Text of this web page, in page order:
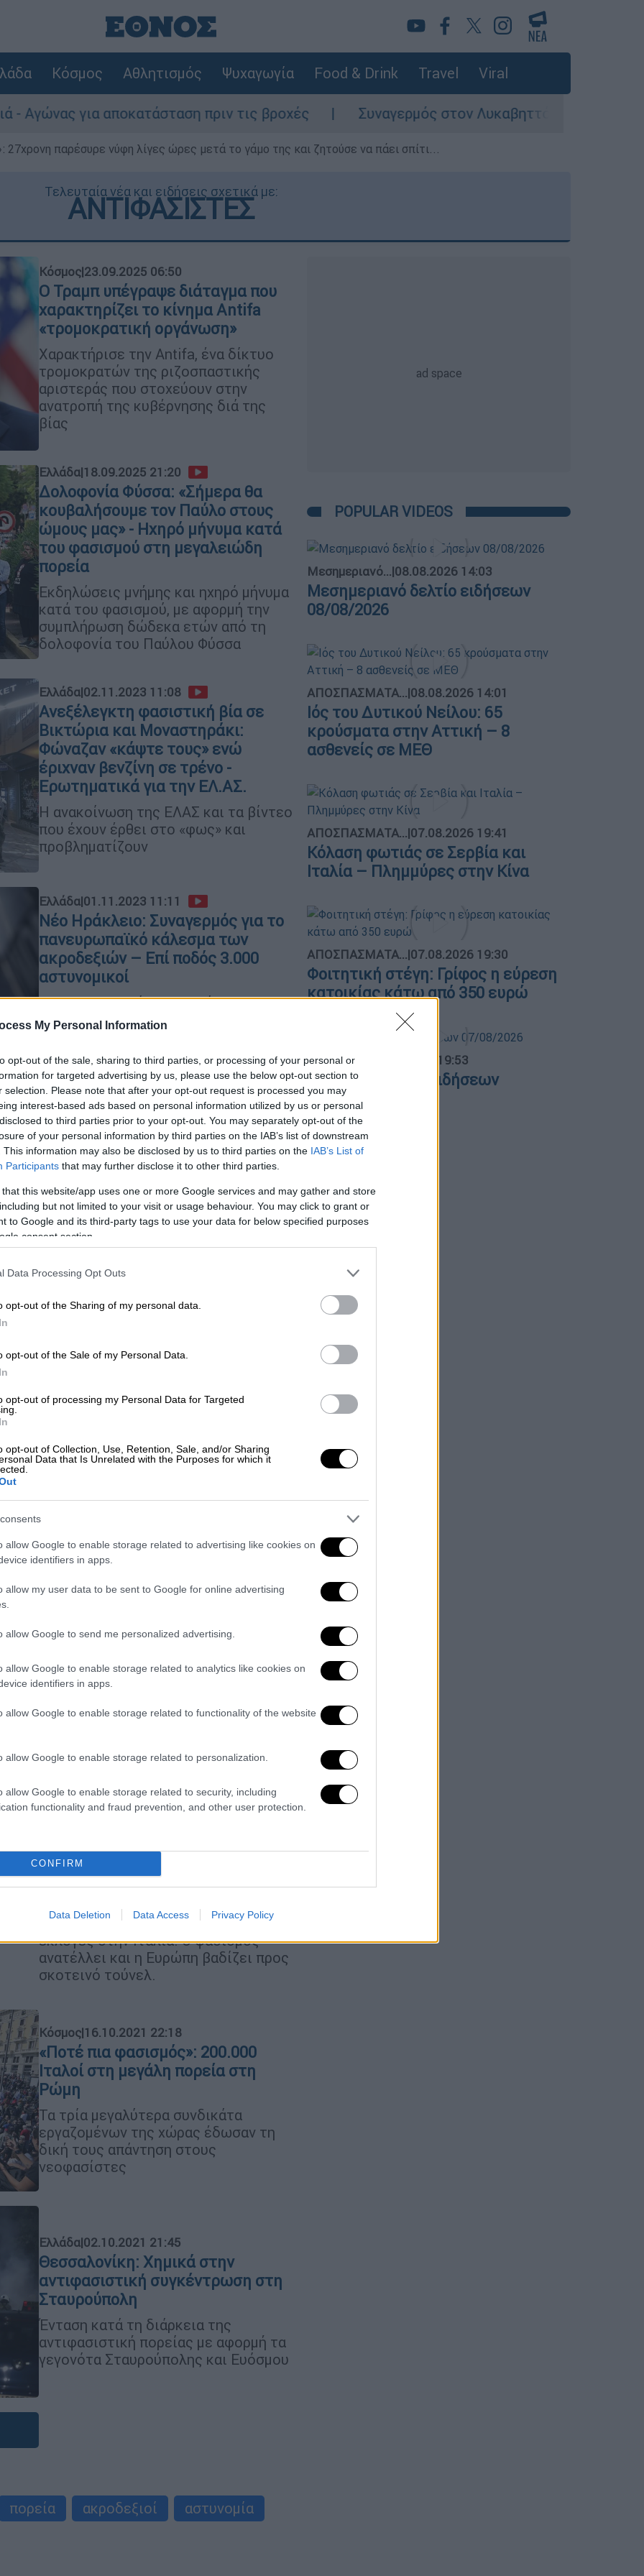
My Personal Information
opt-out of the sale, sharing to third parties, or processing of your personal or
for targeted advertising by us, please use the below opt-out section to
selection. Please note that after your opt-out request is processed you may
interest-based ads based on personal information utilized by us or personal
to third parties prior to your opt-out. You may separately opt-out of the
of your personal information by third parties on the IAB’s list of downstream
This information may also be disclosed by us to third parties on the IAB’s List of
Participants that may further disclose it to other third parties.
that this website/app uses one or more Google services and may gather and store
but not limited to your visit or usage behaviour. You may click to grant or
to Google and its third-party tags to use your data for below specified purposes
consent section.
Data Processing Opt Outs
opt-out of the Sharing of my personal data.
opt-out of the Sale of my Personal Data.
opt-out of processing my Personal Data for Targeted
opt-out of Collection, Use, Retention, Sale, and/or Sharing
Data that Is Unrelated with the Purposes for which it
allow Google to enable storage related to advertising like cookies on
identifiers in apps.
allow my user data to be sent to Google for online advertising
allow Google to send me personalized advertising.
allow Google to enable storage related to analytics like cookies on
identifiers in apps.
allow Google to enable storage related to functionality of the website
allow Google to enable storage related to personalization.
allow Google to enable storage related to security, including
functionality and fraud prevention, and other user protection.
CONFIRM
Data Deletion Data Access Privacy Policy
Κόσμος Αθλητισμός Ψυχαγωγία Food & Drink Travel Viral
πριν τις βροχές Συναγερμός στον Λυκαβηττό: Σορός σε προχωρημένη
παρέσυρε νύφη λίγες ώρες μετά το γάμο της και ζητούσε να πάει σπίτι...
Τελευταία νέα και ειδήσεις σχετικά με:
ΑΝΤΙΦΑΣΙΣΤΕΣ
Κόσμος|23.09.2025 06:50
O Τραμπ υπέγραψε διάταγμα που
χαρακτηρίζει το κίνημα Antifa
«τρομοκρατική οργάνωση»
Χαρακτήρισε την Antifa, ένα δίκτυο
τρομοκρατών της ριζοσπαστικής
αριστεράς που στοχεύουν στην
ανατροπή της κυβέρνησης διά της
βίας
Ελλάδα|18.09.2025 21:20
Δολοφονία Φύσσα: «Σήμερα θα
κουβαλήσουμε τον Παύλο στους
ώμους μας» - Ηχηρό μήνυμα κατά
του φασισμού στη μεγαλειώδη
πορεία
Εκδηλώσεις μνήμης και ηχηρό μήνυμα
κατά του φασισμού, με αφορμή την
συμπλήρωση δώδεκα ετών από τη
δολοφονία του Παύλου Φύσσα
Ελλάδα|02.11.2023 11:08
Ανεξέλεγκτη φασιστική βία σε
Βικτώρια και Μοναστηράκι:
Φώναζαν «κάψτε τους» ενώ
έριχναν βενζίνη σε τρένο -
Ερωτηματικά για την ΕΛ.ΑΣ.
Η ανακοίνωση της ΕΛΑΣ και τα βίντεο
που έχουν έρθει στο «φως» και
προβληματίζουν
Ελλάδα|01.11.2023 11:11
Νέο Ηράκλειο: Συναγερμός για το
πανευρωπαϊκό κάλεσμα των
ακροδεξιών – Επί ποδός 3.000
αστυνομικοί
Προβληματισμό προκαλούν οι
ταυτόχρονες διαδηλώσεις, από
ακροδεξιά μέλη και από
αντιφασιστικές ομάδες το απόγευμα
Ελλάδα|01.11.2023 07:19
Συναγερμός για Πανευρωπαϊκή
συνάντηση ακροδεξιών στο Νέο
Ηράκλειο: Καλέσματα σε
αντιφασιστικές συγκεντρώσεις
Κλειστοί σταθμοί του μετρό - Οι
ανακοινώσεις
Ευρώπη στο Νέο Ηράκλειο - 21
αντιφασιστικό συλλαλητήριο την
Τετάρτη
πανευρωπαϊκή συνάντηση
Ελλάδα
Μεγάλη αντιφασιστική
συγκέντρωση στη δυτική
τα σχολεία μας δε χωράει το
Χιλιάδες κόσμου συγκεντρώθηκαν
δυτική Θεσσαλονίκη και στη συνέχεια
πραγματοποίησαν πορεία σε
παρακείμενους δρόμους
Σαν Σήμερα | 03.01.2022 00:00
των μυστικών υπηρεσιών της
Βρετανίας αυτοανακηρύσσεται σε
τυλίγουν τη χώρα
Ο Μπενίτο Μουσολίνι, ένας
πράκτορας της Βρετανίας, μια μέρα
σαν σήμερα καταργεί τη Βουλή και τις
εκλογές στην Ιταλία. Ο φασισμός
ανατέλλει και η Ευρώπη βαδίζει προς
σκοτεινό τούνελ.
Κόσμος|16.10.2021 22:18
«Ποτέ πια φασισμός»: 200.000
Ιταλοί στη μεγάλη πορεία στη
Ρώμη
Τα τρία μεγαλύτερα συνδικάτα
εργαζομένων της χώρας έδωσαν τη
δική τους απάντηση στους
νεοφασίστες
Ελλάδα|02.10.2021 21:45
Θεσσαλονίκη: Χημικά στην
αντιφασιστική συγκέντρωση στη
Σταυρούπολη
Ένταση κατά τη διάρκεια της
αντιφασιστική πορείας με αφορμή τα
γεγονότα Σταυρούπολης και Ευόσμου
πορεία ακροδεξιοί
αστυνομία
POPULAR VIDEOS
Μεσημεριανό...|08.08.2026 14:03
Μεσημεριανό δελτίο ειδήσεων
08/08/2026
ΑΠΟΣΠΑΣΜΑΤΑ...|08.08.2026 14:01
Ιός του Δυτικού Νείλου: 65
κρούσματα στην Αττική – 8
ασθενείς σε ΜΕΘ
ΑΠΟΣΠΑΣΜΑΤΑ...|07.08.2026 19:41
Κόλαση φωτιάς σε Σερβία και
Ιταλία – Πλημμύρες στην Κίνα
ΑΠΟΣΠΑΣΜΑΤΑ...|07.08.2026 19:30
Φοιτητική στέγη: Γρίφος η εύρεση
κατοικίας κάτω από 350 ευρώ
Κεντρικό... 07.08.2026 19:53
Κεντρικό δελτίο ειδήσεων
07/08/2026